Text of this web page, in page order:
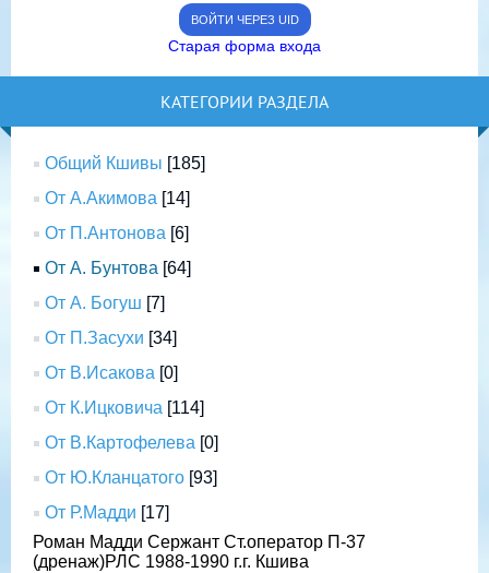
ВОЙТИ ЧЕРЕЗ UID
Старая форма входа
КАТЕГОРИИ РАЗДЕЛА
Общий Кшивы [185]
От А.Акимова [14]
От П.Антонова [6]
От А. Бунтова [64]
От А. Богуш [7]
От П.Засухи [34]
От В.Исакова [0]
От К.Ицковича [114]
От В.Картофелева [0]
От Ю.Кланцатого [93]
От Р.Мадди [17]
Роман Мадди Сержант Ст.оператор П-37
(дренаж)РЛС 1988-1990 г.г. Кшива